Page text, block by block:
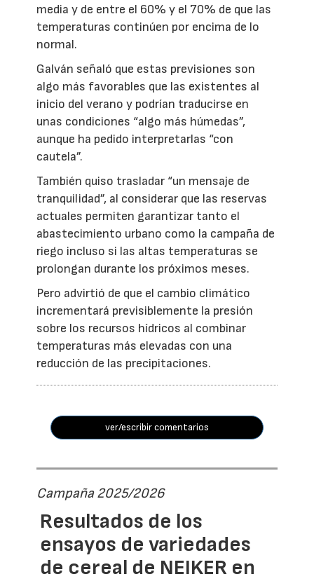
media y de entre el 60% y el 70% de que las
temperaturas continúen por encima de lo
normal.
Galván señaló que estas previsiones son
algo más favorables que las existentes al
inicio del verano y podrían traducirse en
unas condiciones “algo más húmedas”,
aunque ha pedido interpretarlas “con
cautela”.
También quiso trasladar “un mensaje de
tranquilidad”, al considerar que las reservas
actuales permiten garantizar tanto el
abastecimiento urbano como la campaña de
riego incluso si las altas temperaturas se
prolongan durante los próximos meses.
Pero advirtió de que el cambio climático
incrementará previsiblemente la presión
sobre los recursos hídricos al combinar
temperaturas más elevadas con una
reducción de las precipitaciones.
ver/escribir comentarios
Campaña 2025/2026
Resultados de los
ensayos de variedades
de cereal de NEIKER en